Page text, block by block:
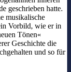
geschrieben hatte.
musikalische
Vorbild, wie er in
Tönen«
Geschichte die
und so für